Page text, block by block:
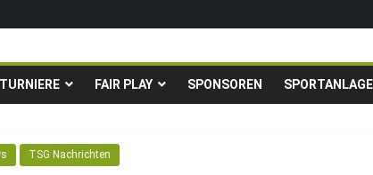
Gruppenliga auf*
der TSG Kastel
für Hobbymannschaften
TURNIERE FAIR PLAY SPONSOREN SPORTANLAGE
TSG Nachrichten